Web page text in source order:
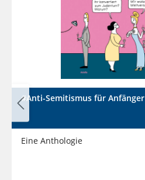
#Anti-Semitismus für Anfänger
Eine Anthologie